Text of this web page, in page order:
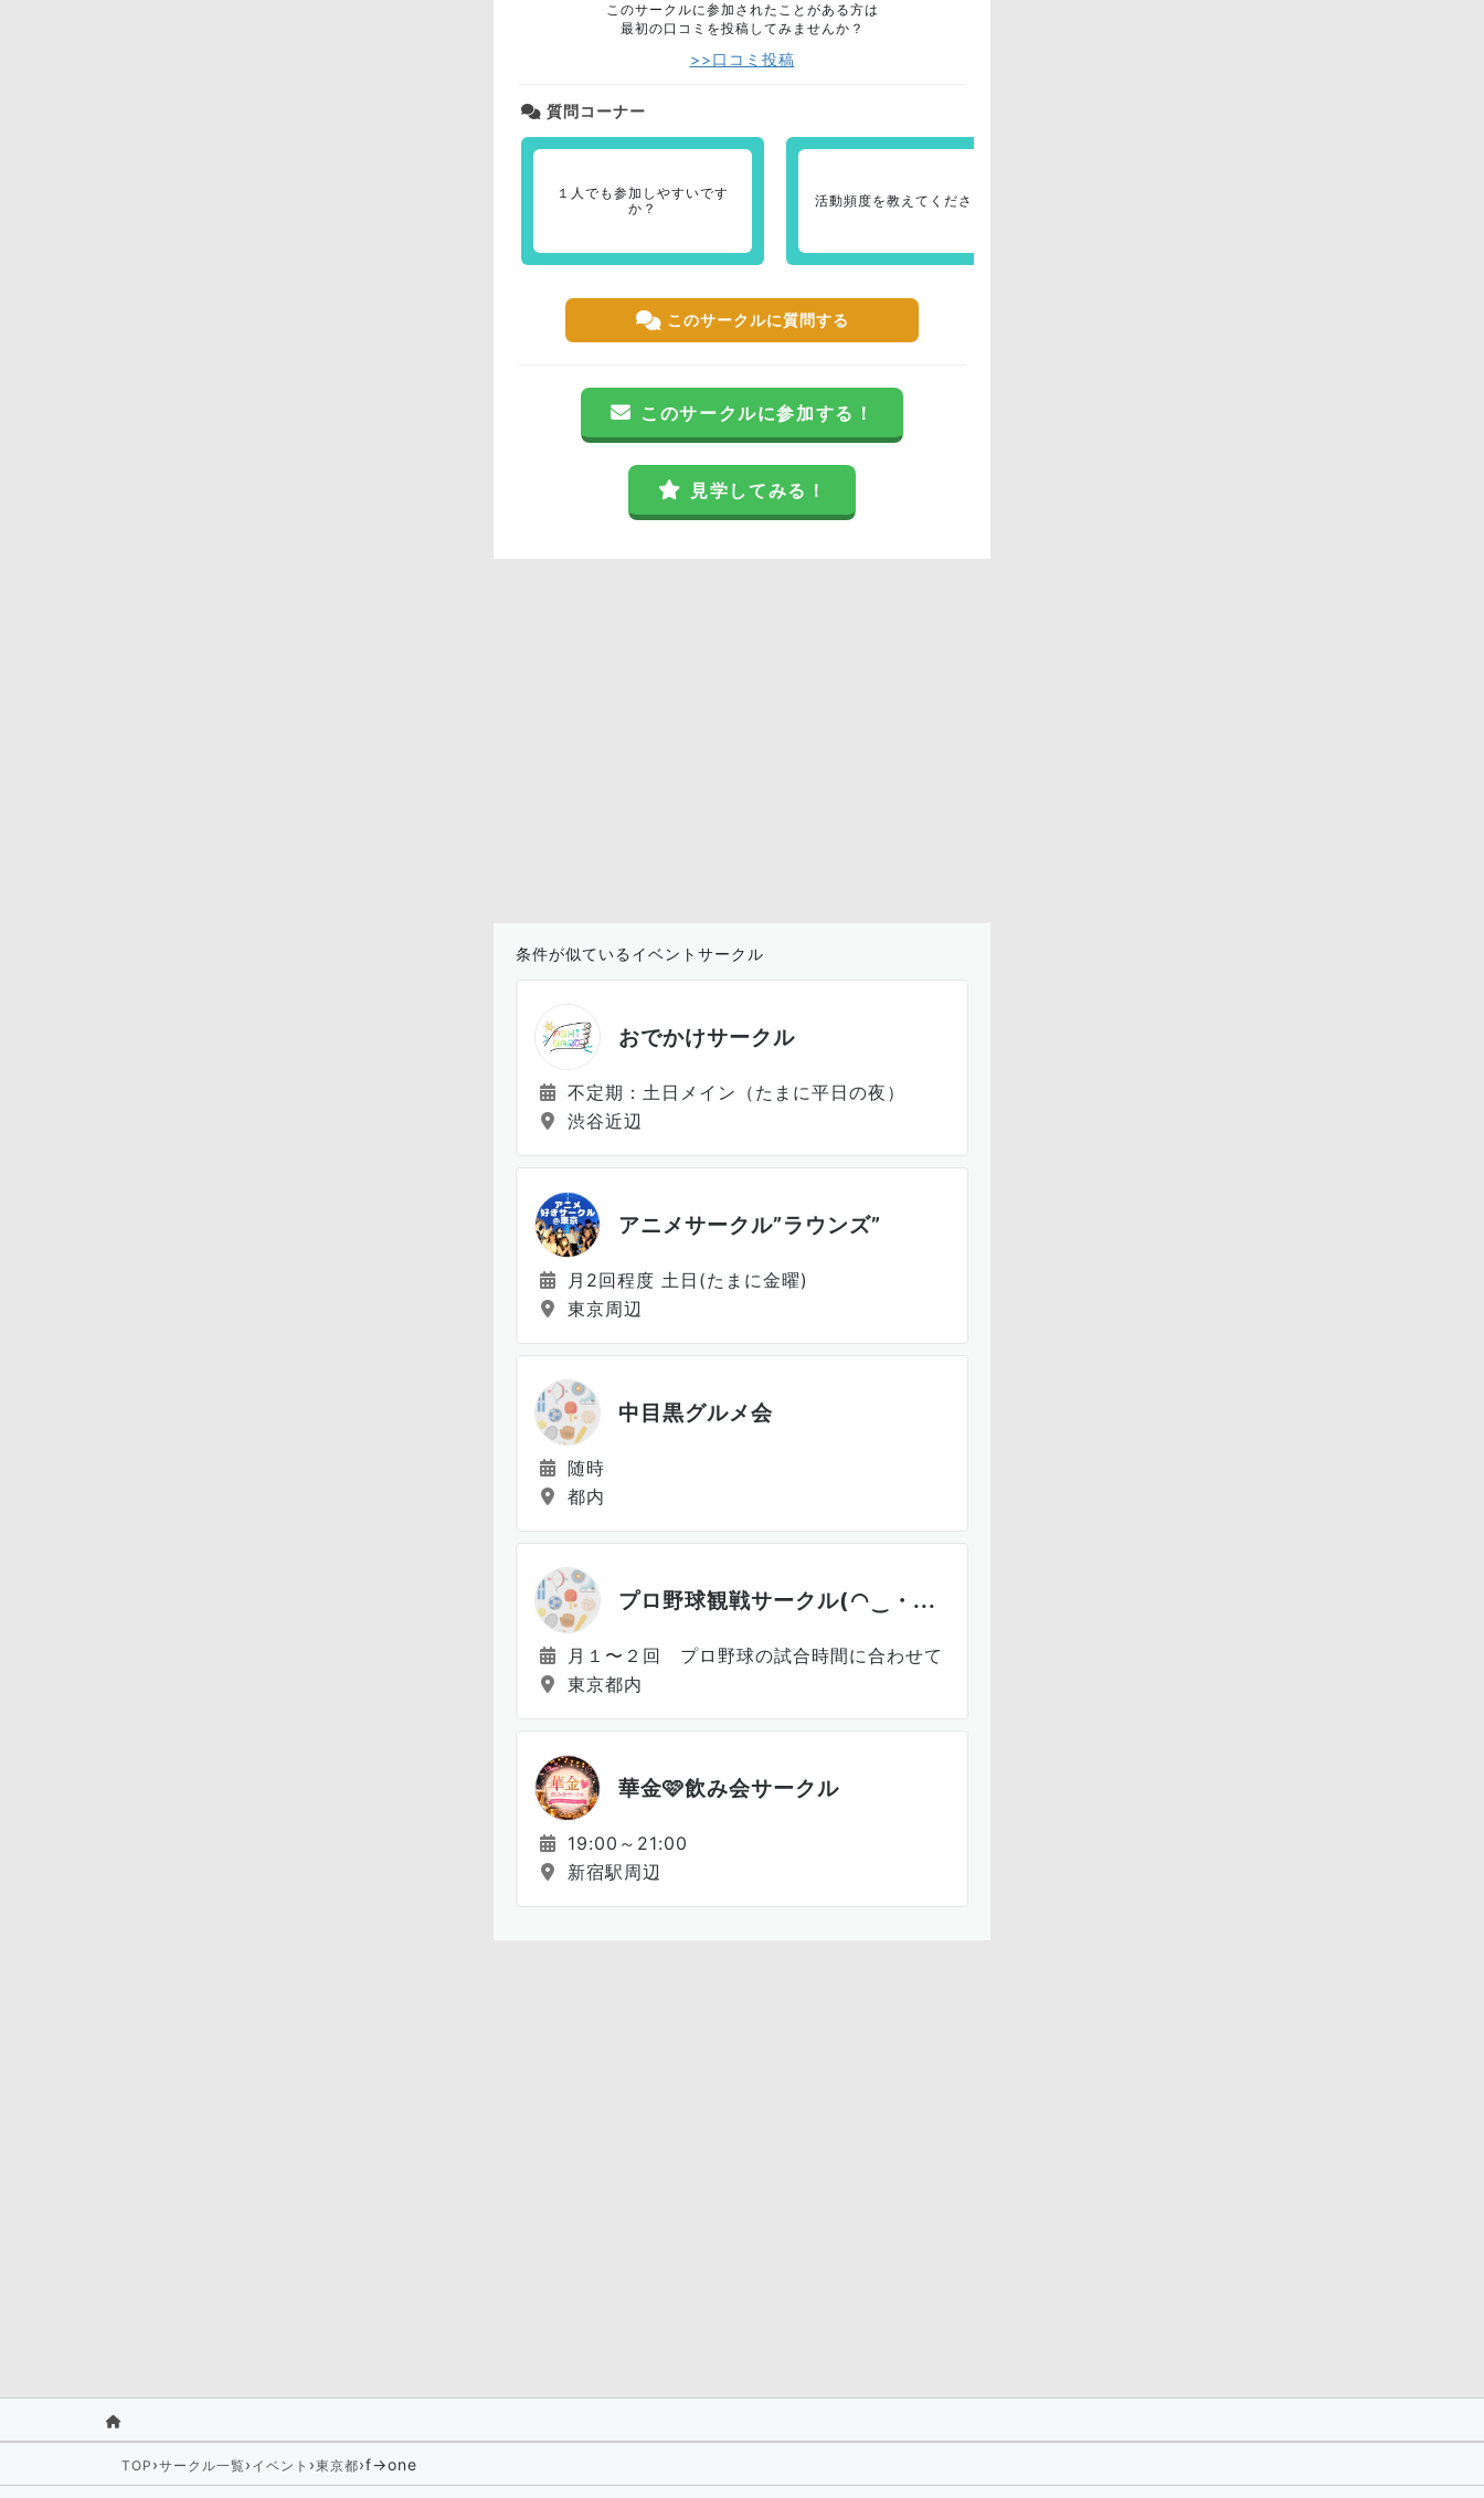
このサークルに参加されたことがある方は
最初の口コミを投稿してみませんか？
>>口コミ投稿
質問コーナー
１人でも参加しやすいです
か？
活動頻度を教えてください！
このサークルに質問する
このサークルに参加する！
見学してみる！
条件が似ているイベントサークル
おでかけサークル
不定期：土日メイン（たまに平日の夜）
渋谷近辺
アニメサークル”ラウンズ”
月2回程度 土日(たまに金曜)
東京周辺
中目黒グルメ会
随時
都内
プロ野球観戦サークル(⁠◠⁠‿⁠・...
月１〜２回 プロ野球の試合時間に合わせて！
東京都内
華金🩷飲み会サークル
19:00～21:00
新宿駅周辺
TOP ›サークル一覧› イベント ›東京都›f→one